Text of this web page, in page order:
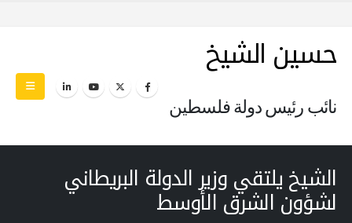
حسين الشيخ
نائب رئيس دولة فلسطين
الشيخ يلتقي وزير الدولة البريطاني
لشؤون الشرق الأوسط